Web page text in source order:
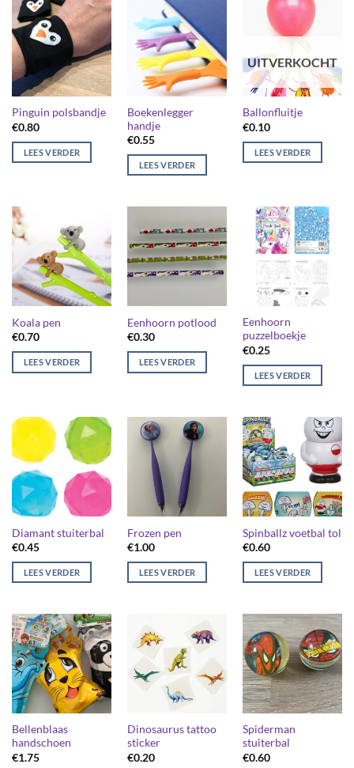
Pinguin polsbandje
€0.80
LEES VERDER
Boekenlegger
handje
€0.55
LEES VERDER
UITVERKOCHT
Ballonfluitje
€0.10
LEES VERDER
Koala pen
€0.70
LEES VERDER
Eenhoorn potlood
€0.30
LEES VERDER
Eenhoorn
puzzelboekje
€0.25
LEES VERDER
Diamant stuiterbal
€0.45
LEES VERDER
Frozen pen
€1.00
LEES VERDER
Spinballz voetbal tol
€0.60
LEES VERDER
Bellenblaas
handschoen
€1.75
Dinosaurus tattoo
sticker
€0.20
Spiderman
stuiterbal
€0.60